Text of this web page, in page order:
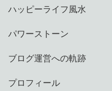
ハッピーライフ風水
パワーストーン
ブログ運営への軌跡
プロフィール